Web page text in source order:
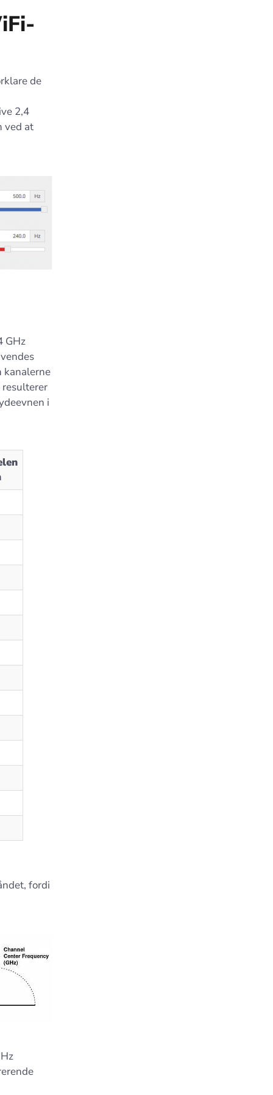
de
2,4
ved at
GHz
kanalerne
i
fordi